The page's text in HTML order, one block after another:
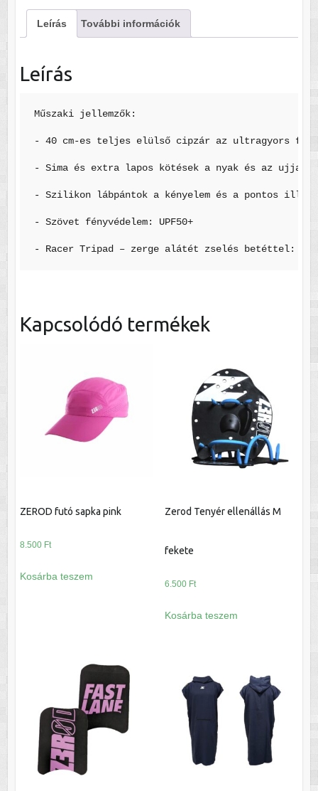
mennyiség
Leírás További információk
Leírás
Műszaki jellemzők:
- 40 cm-es teljes elülső cipzár az ultragyors
- Sima és extra lapos kötések a nyak és az ujjak
- Szilikon lábpántok a kényelem és a pontos
- Szövet fényvédelem: UPF50+
Kapcsolódó termékek
ZEROD futó sapka pink
8.500 Ft
Kosárba teszem
Zerod Tenyér ellenállás M
fekete
6.500 Ft
Kosárba teszem